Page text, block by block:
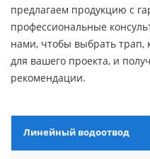
предлагаем продукцию с
профессиональные
нами, чтобы выбрать трап,
для вашего проекта, и
рекомендации.
Линейный водоотвод